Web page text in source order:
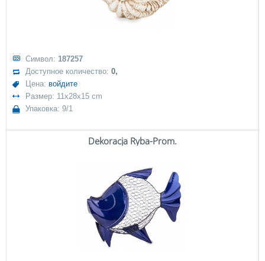
Символ: 187257
Доступное количество:0,
Цена: войдите
Размер: 11x28x15 cm
Упаковка: 9/1
Dekoracja Ryba-Prom.